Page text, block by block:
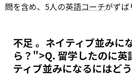
問を含め、5人の英語コーチがずば
不足 。ネイティブ並みに
ら？">Q. 留学したのに英
ティブ並みになるにはど